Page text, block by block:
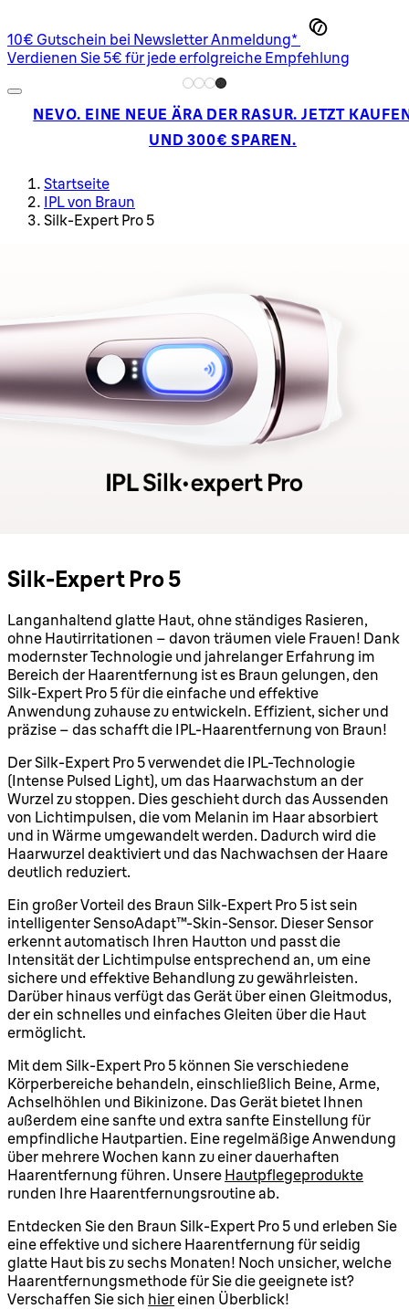
10€ Gutschein bei Newsletter Anmeldung*
Verdienen Sie 5€ für jede erfolgreiche Empfehlung
NEVO. EINE NEUE ÄRA DER RASUR. JETZT
UND 300€ SPAREN.
Startseite
IPL von Braun
Silk-Expert Pro 5
Silk-Expert Pro 5
Langanhaltend glatte Haut, ohne ständiges Rasieren,
ohne Hautirritationen – davon träumen viele Frauen! Dank
modernster Technologie und jahrelanger Erfahrung im
Bereich der Haarentfernung ist es Braun gelungen, den
Silk-Expert Pro 5 für die einfache und effektive
Anwendung zuhause zu entwickeln. Effizient, sicher und
präzise – das schafft die IPL-Haarentfernung von Braun!
Der Silk-Expert Pro 5 verwendet die IPL-Technologie
(Intense Pulsed Light), um das Haarwachstum an der
Wurzel zu stoppen. Dies geschieht durch das Aussenden
von Lichtimpulsen, die vom Melanin im Haar absorbiert
und in Wärme umgewandelt werden. Dadurch wird die
Haarwurzel deaktiviert und das Nachwachsen der Haare
deutlich reduziert.
Ein großer Vorteil des Braun Silk-Expert Pro 5 ist sein
intelligenter SensoAdapt™-Skin-Sensor. Dieser Sensor
erkennt automatisch Ihren Hautton und passt die
Intensität der Lichtimpulse entsprechend an, um eine
sichere und effektive Behandlung zu gewährleisten.
Darüber hinaus verfügt das Gerät über einen Gleitmodus,
der ein schnelles und einfaches Gleiten über die Haut
ermöglicht.
Mit dem Silk-Expert Pro 5 können Sie verschiedene
Körperbereiche behandeln, einschließlich Beine, Arme,
Achselhöhlen und Bikinizone. Das Gerät bietet Ihnen
außerdem eine sanfte und extra sanfte Einstellung für
empfindliche Hautpartien. Eine regelmäßige Anwendung
über mehrere Wochen kann zu einer dauerhaften
Haarentfernung führen. Unsere Hautpflegeprodukte
runden Ihre Haarentfernungsroutine ab.
Entdecken Sie den Braun Silk-Expert Pro 5 und erleben Sie
eine effektive und sichere Haarentfernung für seidig
glatte Haut bis zu sechs Monaten! Noch unsicher, welche
Haarentfernungsmethode für Sie die geeignete ist?
Verschaffen Sie sich hiereinen Überblick!